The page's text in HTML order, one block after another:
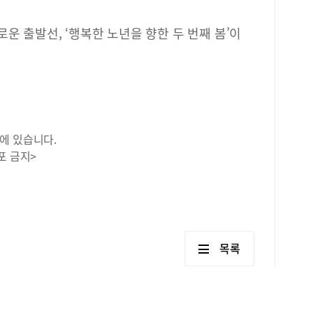
출발선, ‘행복한 노년을 향한 두 번째 봄’이
있습니다.
금지>
목록